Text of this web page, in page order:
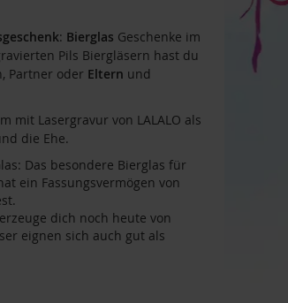
: Bierglas Geschenke im
Pils Biergläsern hast du
Partner oder Eltern und
mit Lasergravur von LALALO als
die Ehe.
Das besondere Bierglas für
ein Fassungsvermögen von
dich noch heute von
eignen sich auch gut als